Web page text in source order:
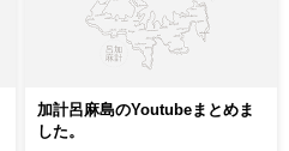
加計呂麻島のYoutubeまとめま
した。